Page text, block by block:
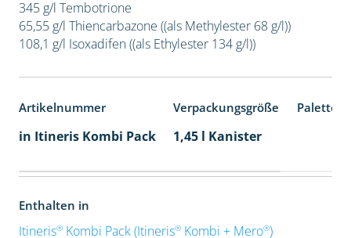
345 g/l Tembotrione
65,55 g/l Thiencarbazone ((als Methylester 68 g/l))
108,1 g/l Isoxadifen ((als Ethylester 134 g/l))
Artikelnummer Verpackungsgröße
in Itineris Kombi Pack 1,45 l Kanister
Enthalten in
Itineris®Kombi Pack (Itineris®Kombi + Mero®)